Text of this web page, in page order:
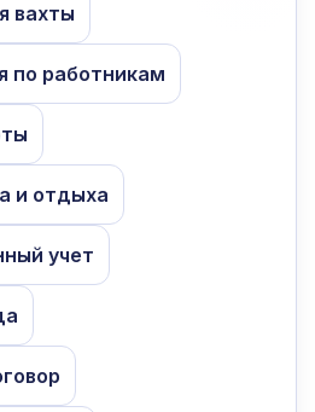
вахты
по работникам
и отдыха
учет